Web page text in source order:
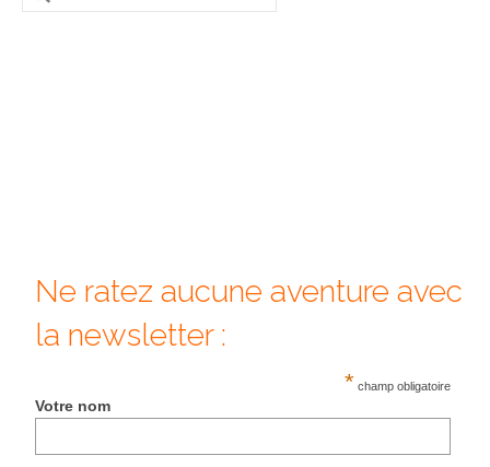
Kamakura
Kyoto
:
Ne ratez aucune aventure avec
la newsletter :
* champ obligatoire
Votre nom